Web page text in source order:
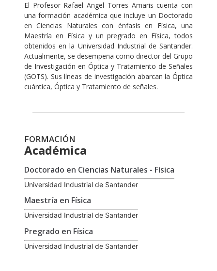
El Profesor Rafael Angel Torres Amaris cuenta con
una formación académica que incluye un Doctorado
en Ciencias Naturales con énfasis en Física, una
Maestría en Física y un pregrado en Física, todos
obtenidos en la Universidad Industrial de Santander.
Actualmente, se desempeña como director del Grupo
de Investigación en Óptica y Tratamiento de Señales
(GOTS). Sus líneas de investigación abarcan la Óptica
cuántica, Óptica y Tratamiento de señales.
FORMACIÓN
Académica
Doctorado en Ciencias Naturales - Física
Universidad Industrial de Santander
Maestría en Física
Universidad Industrial de Santander
Pregrado en Física
Universidad Industrial de Santander